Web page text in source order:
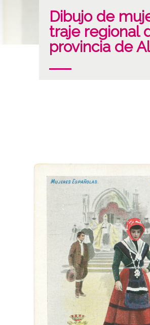
Dibujo de
traje regional
provincia de